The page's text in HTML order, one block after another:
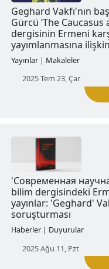
2025 Haz 18, Çar
Geghard
Gürcü ‘The
dergisinin
Yayınlar | Makaleler
2025 Tem 23, Çar